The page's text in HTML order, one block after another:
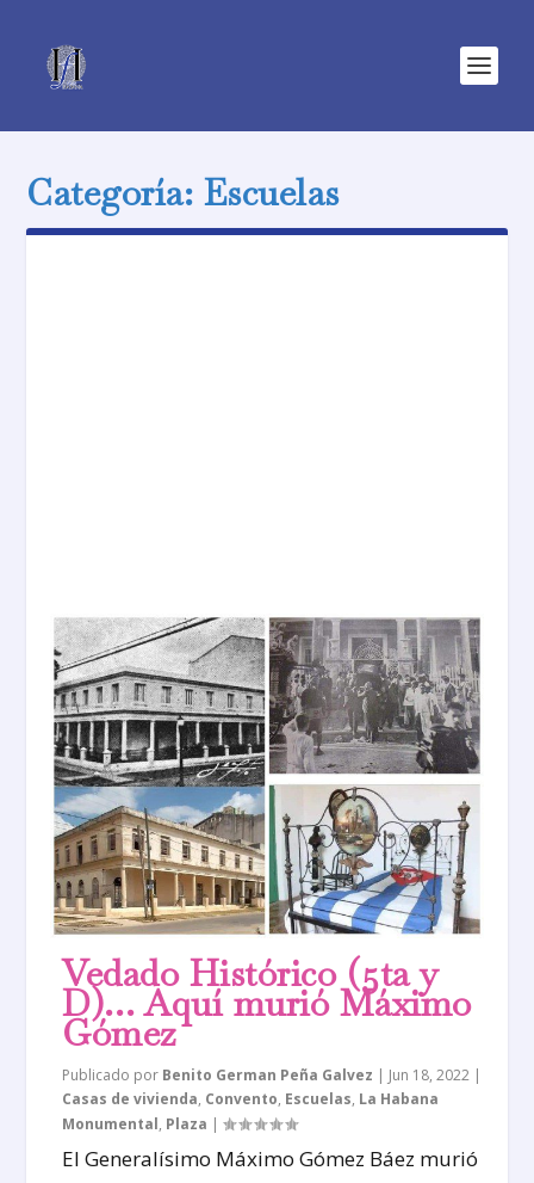
Categoría: Escuelas
Vedado Histórico (5ta y
D)… Aquí murió Máximo
Gómez
Publicado por Benito German Peña Galvez | Jun 18, 2022 |
Casas de vivienda, Convento, Escuelas, La Habana
Monumental, Plaza |
El Generalísimo Máximo Gómez Báez murió